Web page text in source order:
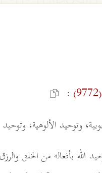
(9772)
:
الله بأفعاله من الخلق